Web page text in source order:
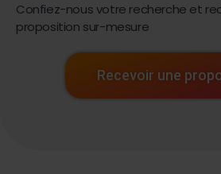
Confiez-nous votre recherche et
proposition sur-mesure
Recevoir une